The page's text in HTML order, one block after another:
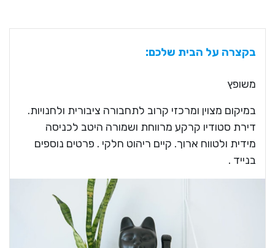
בקצרה על הבית שלכם:
משופץ
במיקום מצוין ומרכזי קרוב לתחבורה ציבורית ולחנויות.
דירת סטודיו קרקע מרווחת ושמורה היטב לכניסה
מידית ולטווח ארוך. קיים ריהוט חלקי . פרטים נוספים
בנייד .